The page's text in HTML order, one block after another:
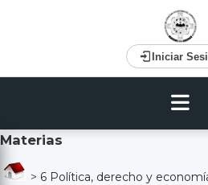
Iniciar
Materias
> 6 Política, derecho y